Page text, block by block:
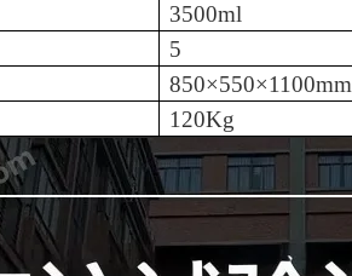
3500ml
5
850×550×1100mm
120Kg